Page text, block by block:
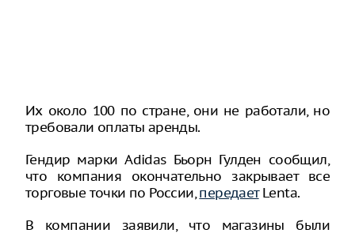
Их около 100 по стране, они не работали, но
требовали оплаты аренды.
Гендир марки Adidas Бьорн Гулден сообщил,
что компания окончательно закрывает все
торговые точки по России,передаетLenta.
В компании заявили, что магазины были